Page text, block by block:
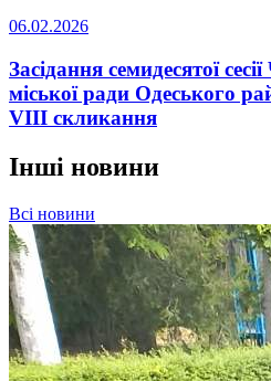
06.02.2026
Засідання семидесятої
міської ради Одеського
VIII скликання
Інші новини
Всі новини